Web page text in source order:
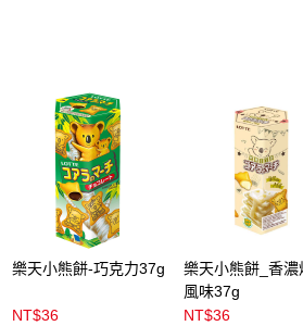
樂天小熊餅-巧克力37g
NT$36
樂天小熊餅_香濃
風味37g
NT$36